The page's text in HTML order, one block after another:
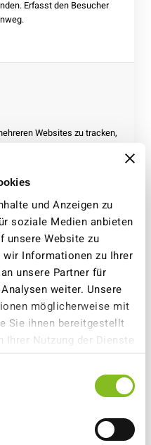
und Anzeigen zu
soziale Medien anbieten
unsere Website zu
Informationen zu Ihrer
unsere Partner für
weiter. Unsere
möglicherweise mit
Sie ihnen bereitgestellt
Ihrer Nutzung der Dienste
Erfasst den Besucher
Websites zu tracken,
auf mehreren Websites,
- Dies ermöglicht es der
Werbeanzeige zu begrenzen.
mit entsprechendem